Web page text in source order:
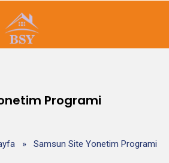
Programi
» Samsun Site Yonetim Programi